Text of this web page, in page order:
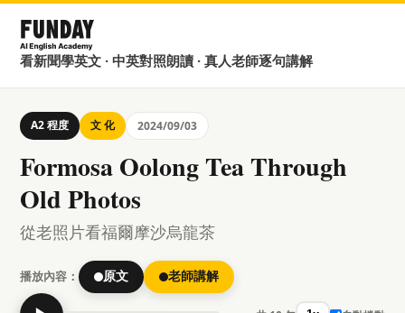
看新聞學英文 · 中英對照朗讀 · 真人老師逐句講解
A2 程度 文 化 2024/09/03
Formosa Oolong Tea Through
Old Photos
從老照片看福爾摩沙烏龍茶
播放內容： 原文 老師講解